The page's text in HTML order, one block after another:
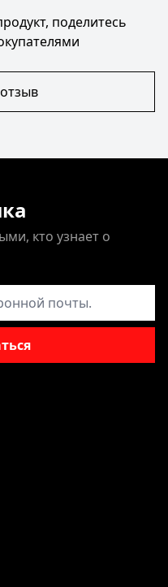
поделитесь
кто узнает о